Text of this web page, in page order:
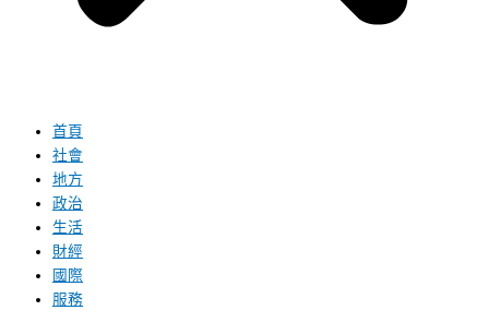
首頁
社會
地方
政治
生活
財經
國際
服務